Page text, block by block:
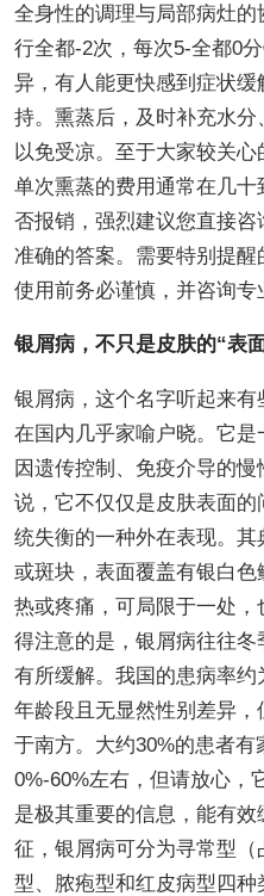
全身性的调理与局部病灶
行全都-2次，每次5-全都0
异，有人能更快感到症状
持。熏蒸后，及时补充水分
以免受凉。至于大家较关心
单次熏蒸的费用通常在几
否报销，强烈建议您直接
准确的答案。需要特别提
使用前务必谨慎，并咨询专
银屑病，不只是皮肤的“表
银屑病，这个名字听起来有
在国内几乎家喻户晓。它
因遗传控制、免疫介导的
说，它不仅仅是皮肤表面
统失衡的一种外在表现。
或斑块，表面覆盖有银白
热或疼痛，可局限于一处
得注意的是，银屑病往往
有所缓解。我国的患病率
年龄段且无显然性别差异
于南方。大约30%的患者
0%-60%左右，但请放心，
是极其重要的信息，能有
征，银屑病可分为寻常型
型、脓疱型和红皮病型四